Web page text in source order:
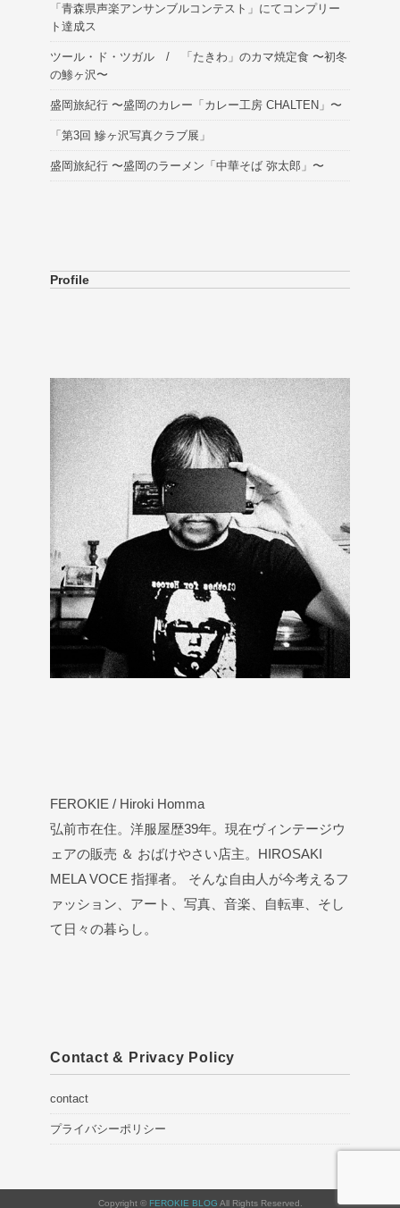
「青森県声楽アンサンブルコンテスト」にてコンプリー
ト達成ス
ツール・ド・ツガル / 「たきわ」のカマ焼定食 〜初冬
の鯵ヶ沢〜
盛岡旅紀行 〜盛岡のカレー「カレー工房 CHALTEN」〜
「第3回 鰺ヶ沢写真クラブ展」
盛岡旅紀行 〜盛岡のラーメン「中華そば 弥太郎」〜
Profile
FEROKIE / Hiroki Homma
弘前市在住。洋服屋歴39年。現在ヴィンテージウ
ェアの販売 ＆ おばけやさい店主。HIROSAKI
MELA VOCE 指揮者。 そんな自由人が今考えるフ
ァッション、アート、写真、音楽、自転車、そし
て日々の暮らし。
Contact & Privacy Policy
contact
プライバシーポリシー
Copyright © FEROKIE BLOG All Rights Reserved.